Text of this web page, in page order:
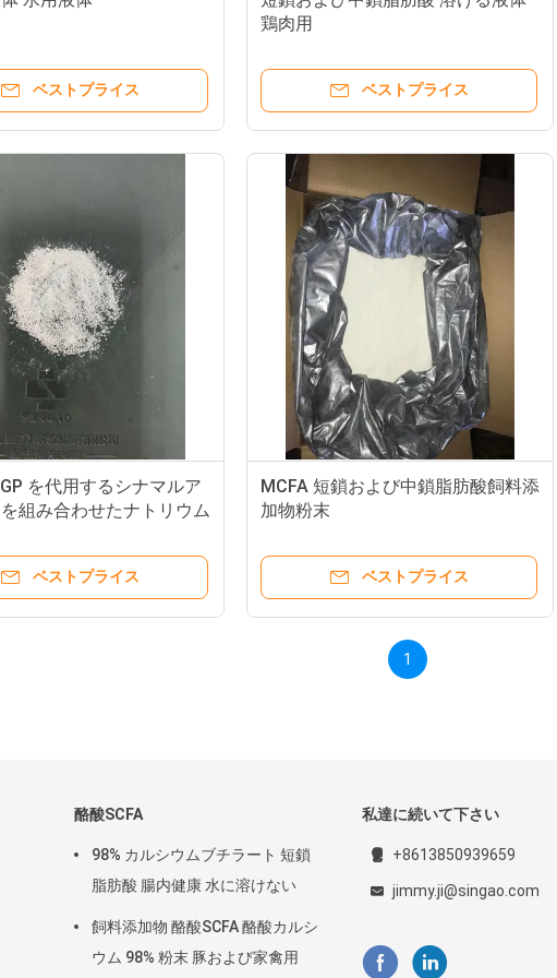
ベストプライス
鶏肉用
ベストプライス
を代用するシナマルア
組み合わせたナトリウム
ベストプライス
MCFA 短鎖および中鎖脂肪酸飼料添
加物粉末
ベストプライス
1
酪酸SCFA
98% カルシウムブチラート 短鎖
脂肪酸 腸内健康 水に溶けない
飼料添加物 酪酸SCFA 酪酸カルシ
ウム 98% 粉末 豚および家禽用
私達に続いて下さい
+8613850939659
jimmy.ji@singao.com